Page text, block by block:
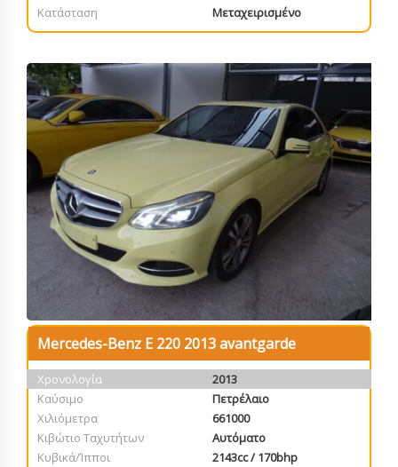
Κατάσταση
Μεταχειρισμένο
Mercedes-Benz E 220 2013 avantgarde
Χρονολογία
2013
Καύσιμο
Πετρέλαιο
Χιλιόμετρα
661000
Κιβώτιο Ταχυτήτων
Αυτόματο
Κυβικά/Ίπποι
2143cc / 170bhp